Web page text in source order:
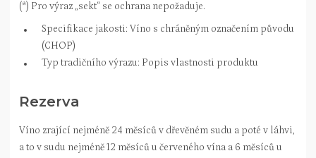
(*) Pro výraz „sekt“ se ochrana nepožaduje.
Specifikace jakosti: Víno s chráněným označením původu
(CHOP)
Typ tradičního výrazu: Popis vlastnosti produktu
Rezerva
Víno zrající nejméně 24 měsíců v dřevěném sudu a poté v láhvi,
a to v sudu nejméně 12 měsíců u červeného vína a 6 měsíců u